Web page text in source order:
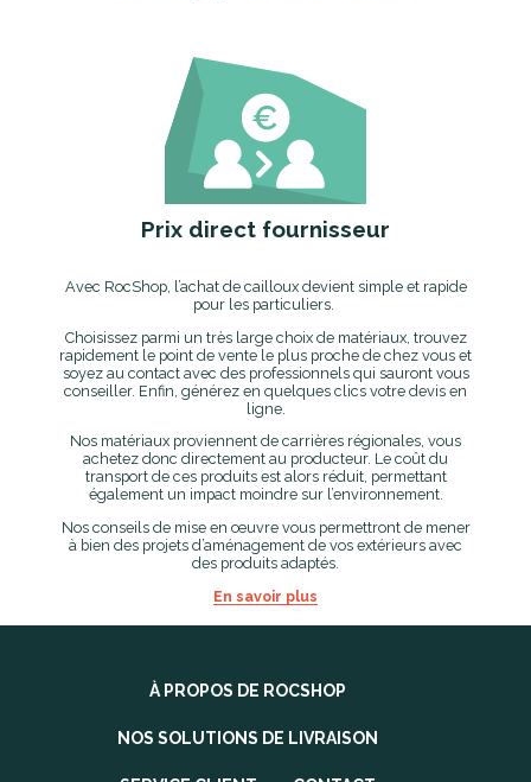
Prix direct fournisseur
Avec RocShop, l’achat de cailloux devient simple et rapide
pour les particuliers.
Choisissez parmi un très large choix de matériaux, trouvez
rapidement le point de vente le plus proche de chez vous et
soyez au contact avec des professionnels qui sauront vous
conseiller. Enfin, générez en quelques clics votre devis en
ligne.
Nos matériaux proviennent de carrières régionales, vous
achetez donc directement au producteur. Le coût du
transport de ces produits est alors réduit, permettant
également un impact moindre sur l’environnement.
Nos conseils de mise en œuvre vous permettront de mener
à bien des projets d’aménagement de vos extérieurs avec
des produits adaptés.
En savoir plus
À PROPOS DE ROCSHOP
NOS SOLUTIONS DE LIVRAISON